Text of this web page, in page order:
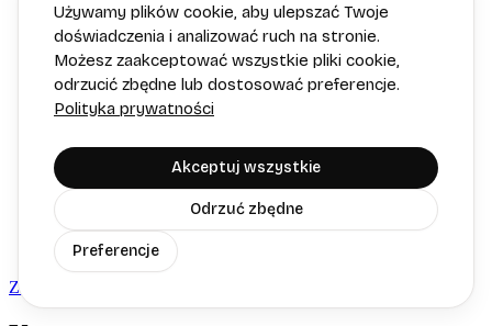
Używamy plików cookie, aby ulepszać Twoje
doświadczenia i analizować ruch na stronie.
Możesz zaakceptować wszystkie pliki cookie,
odrzucić zbędne lub dostosować preferencje.
Polityka prywatności
Akceptuj wszystkie
Odrzuć zbędne
Preferencje
Zobacz wszystkie 140